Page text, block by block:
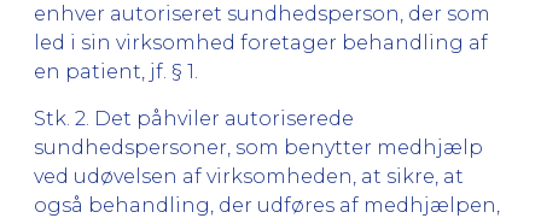
enhver autoriseret sundhedsperson, der som
led i sin virksomhed foretager behandling af
en patient, jf. § 1.
Stk. 2. Det påhviler autoriserede
sundhedspersoner, som benytter medhjælp
ved udøvelsen af virksomheden, at sikre, at
også behandling, der udføres af medhjælpen,